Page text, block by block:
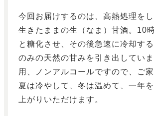
今回お届けするのは、高熱処理を
生きたままの生（なま）甘酒。10
と糖化させ、その後急速に冷却す
のみの天然の甘みを引き出してい
用、ノンアルコールですので、ご家
夏は冷やして、冬は温めて、一年
上がりいただけます。